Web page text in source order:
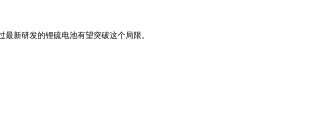
新研发的锂硫电池有望突破这个局限。